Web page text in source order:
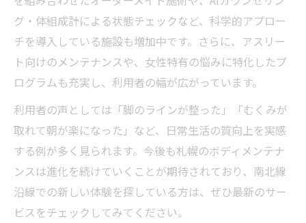
グ・体組成計による状態チェックなど、科学的アプロー
チを導入している施設も増加中です。さらに、アスリー
ト向けのメンテナンスや、女性特有の悩みに特化したプ
ログラムも充実し、利用者の幅が広がっています。
利用者の声としては「脚のラインが整った」「むくみが
取れて朝が楽になった」など、日常生活の質向上を実感
する例が多く見られます。今後も札幌のボディメンテナ
ンスは進化を続けていくことが期待されており、南北線
沿線での新しい体験を探している方は、ぜひ最新のサー
ビスをチェックしてみてください。